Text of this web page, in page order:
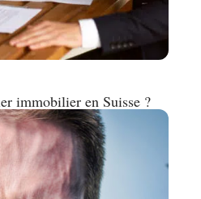
immobilier en Suisse ?